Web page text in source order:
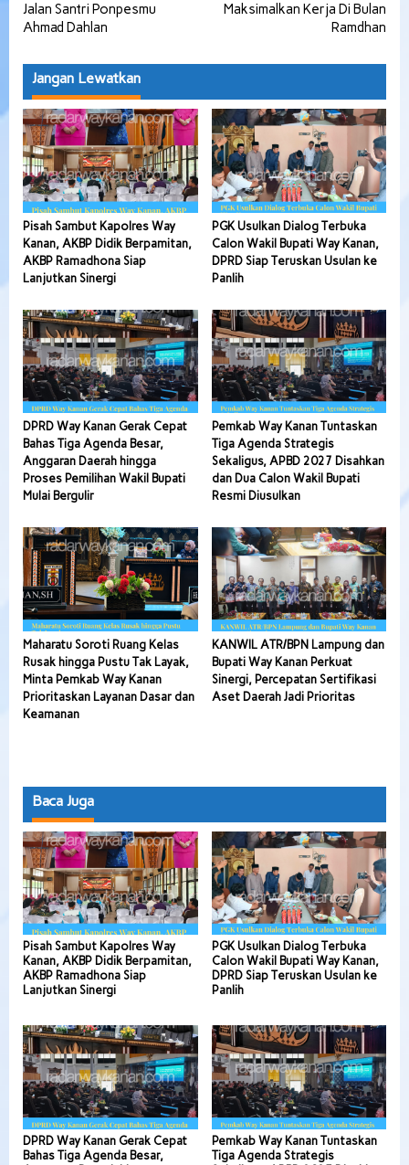
Jalan Santri Ponpesmu
Ahmad Dahlan
Maksimalkan Kerja Di Bulan
Ramdhan
Jangan Lewatkan
Pisah Sambut Kapolres Way
Kanan, AKBP Didik Berpamitan,
AKBP Ramadhona Siap
Lanjutkan Sinergi
PGK Usulkan Dialog Terbuka
Calon Wakil Bupati Way Kanan,
DPRD Siap Teruskan Usulan ke
Panlih
DPRD Way Kanan Gerak Cepat
Bahas Tiga Agenda Besar,
Anggaran Daerah hingga
Proses Pemilihan Wakil Bupati
Mulai Bergulir
Pemkab Way Kanan Tuntaskan
Tiga Agenda Strategis
Sekaligus, APBD 2027 Disahkan
dan Dua Calon Wakil Bupati
Resmi Diusulkan
Maharatu Soroti Ruang Kelas
Rusak hingga Pustu Tak Layak,
Minta Pemkab Way Kanan
Prioritaskan Layanan Dasar dan
Keamanan
KANWIL ATR/BPN Lampung dan
Bupati Way Kanan Perkuat
Sinergi, Percepatan Sertifikasi
Aset Daerah Jadi Prioritas
Baca Juga
Pisah Sambut Kapolres Way
Kanan, AKBP Didik Berpamitan,
AKBP Ramadhona Siap
Lanjutkan Sinergi
PGK Usulkan Dialog Terbuka
Calon Wakil Bupati Way Kanan,
DPRD Siap Teruskan Usulan ke
Panlih
DPRD Way Kanan Gerak Cepat
Bahas Tiga Agenda Besar,
Pemkab Way Kanan Tuntaskan
Tiga Agenda Strategis